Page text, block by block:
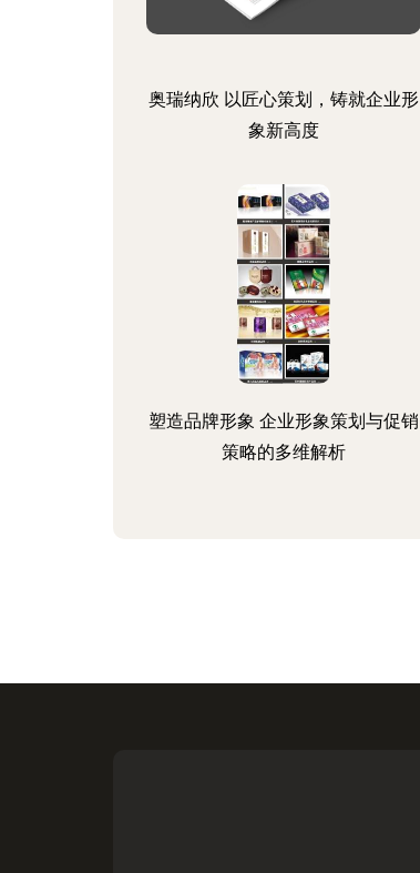
奥瑞纳欣 以匠心策划，铸就企业形
象新高度
塑造品牌形象 企业形象策划与促销
策略的多维解析